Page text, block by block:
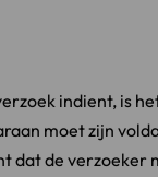
indient, is
moet zijn
de verzoeker